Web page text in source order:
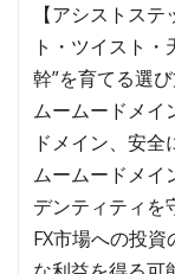
【アシストス
ト・ツイスト
幹”を育てる選
ムームードメイ
ドメイン、安全
ムームードメイ
デンティティを
FX市場への投